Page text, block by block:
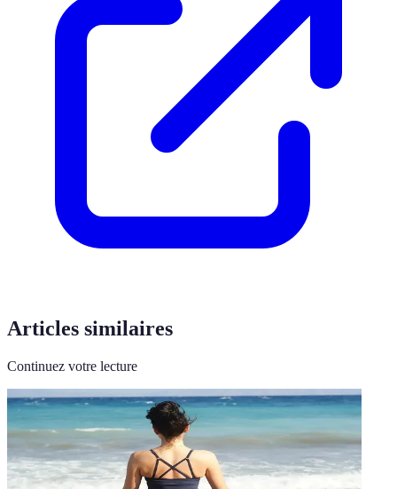
Articles similaires
Continuez votre lecture